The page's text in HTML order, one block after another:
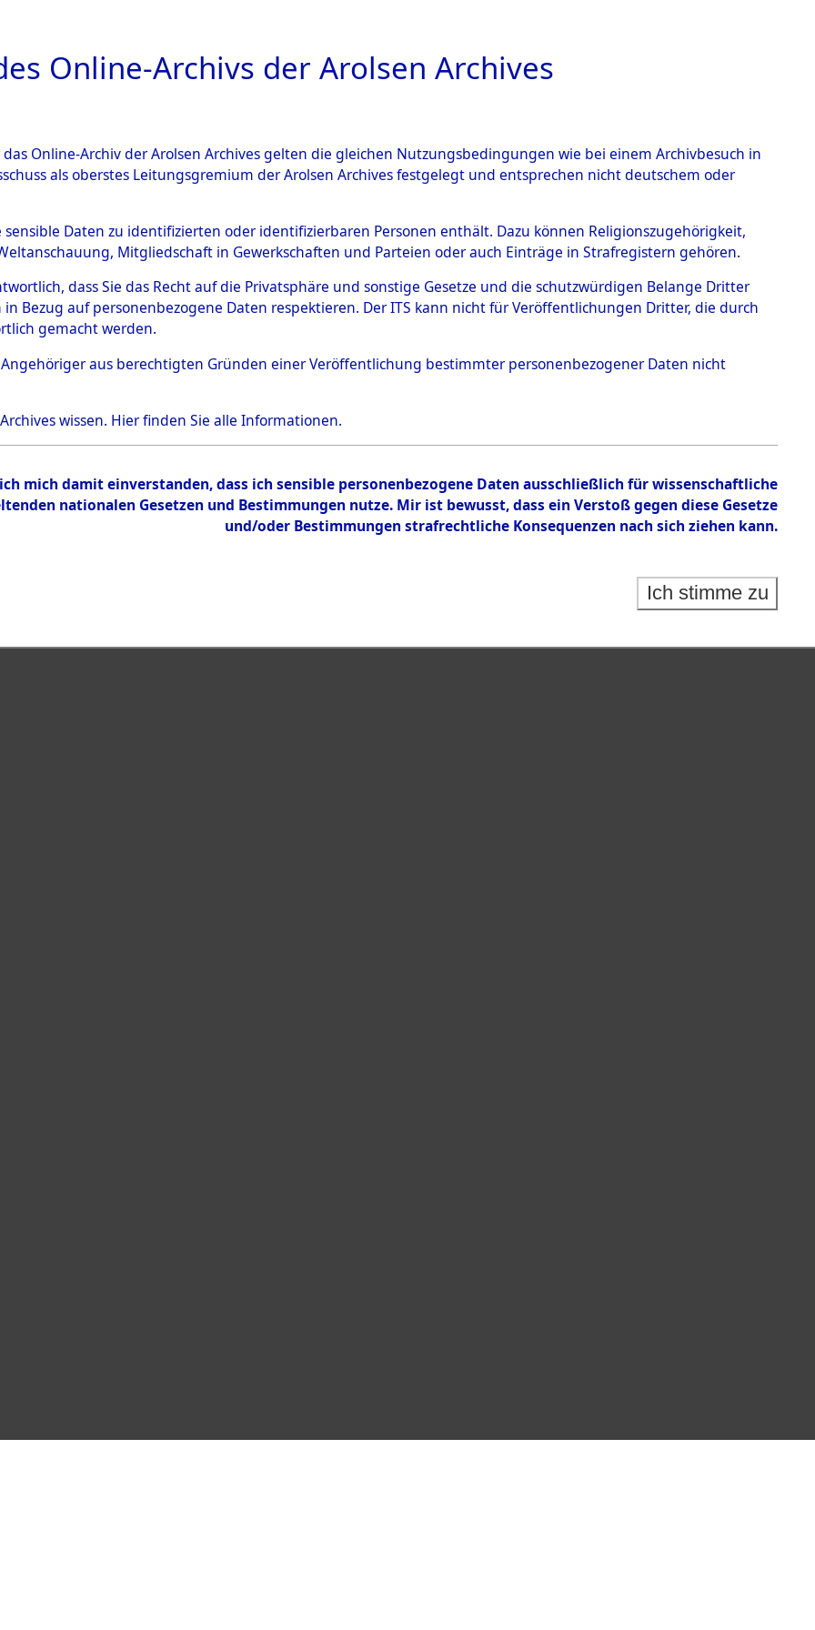
ARCHIVALE ÜBERSICHT BILD
0133 (129804426)
Person SOLONGEW, NIKOLAIJ
Online-Archivs der Arolsen Archives
Online-Archiv der Arolsen Archives gelten die gleichen Nutzungsbedingungen wie bei einem Archivbesuch in
als oberstes Leitungsgremium der Arolsen Archives festgelegt und entsprechen nicht deutschem oder
sensible Daten zu identifizierten oder identifizierbaren Personen enthält. Dazu können Religionszugehörigkeit,
Mitgliedschaft in Gewerkschaften und Parteien oder auch Einträge in Strafregistern gehören.
dass Sie das Recht auf die Privatsphäre und sonstige Gesetze und die schutzwürdigen Belange Dritter
Bezug auf personenbezogene Daten respektieren. Der ITS kann nicht für Veröffentlichungen Dritter, die durch
gemacht werden.
Angehöriger aus berechtigten Gründen einer Veröffentlichung bestimmter personenbezogener Daten nicht
wissen. Hierfinden Sie alle Informationen.
mich damit einverstanden, dass ich sensible personenbezogene Daten ausschließlich für wissenschaftliche
nationalen Gesetzen und Bestimmungen nutze. Mir ist bewusst, dass ein Verstoß gegen diese Gesetze
und/oder Bestimmungen strafrechtliche Konsequenzen nach sich ziehen kann.
Ich stimme zu